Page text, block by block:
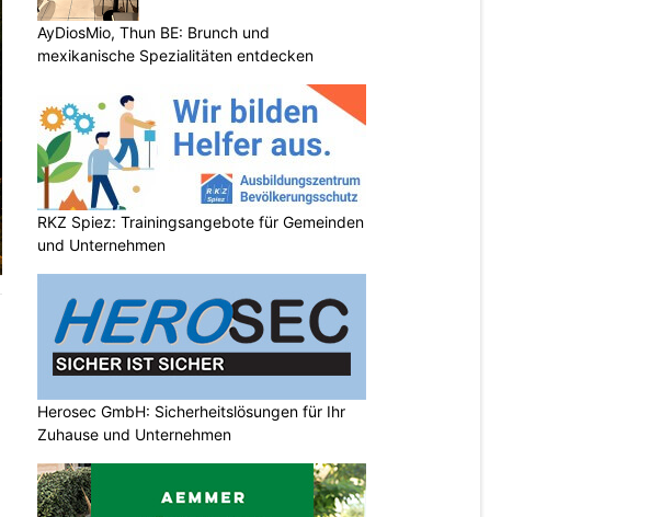
AyDiosMio, Thun BE: Brunch und
mexikanische Spezialitäten entdecken
RKZ Spiez: Trainingsangebote für Gemeinden
und Unternehmen
Herosec GmbH: Sicherheitslösungen für Ihr
Zuhause und Unternehmen